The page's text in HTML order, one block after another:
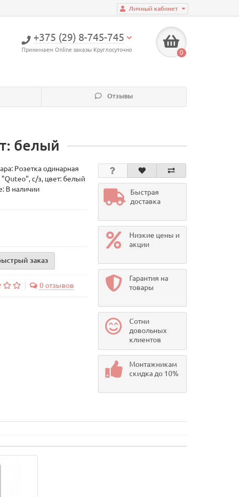
Личный кабинет
+375 (29) 8-745-745
Принимаем Online заказы Круглосуточно 0
Отзывы
белый
Розетка одинарная
"Quteo", с/з, цвет: белый
В наличии
заказ
0 отзывов
Быстрая
доставка
Низкие цены и
акции
Гарантия на
товары
Сотни
довольных
клиентов
Монтажникам
скидка до 10%